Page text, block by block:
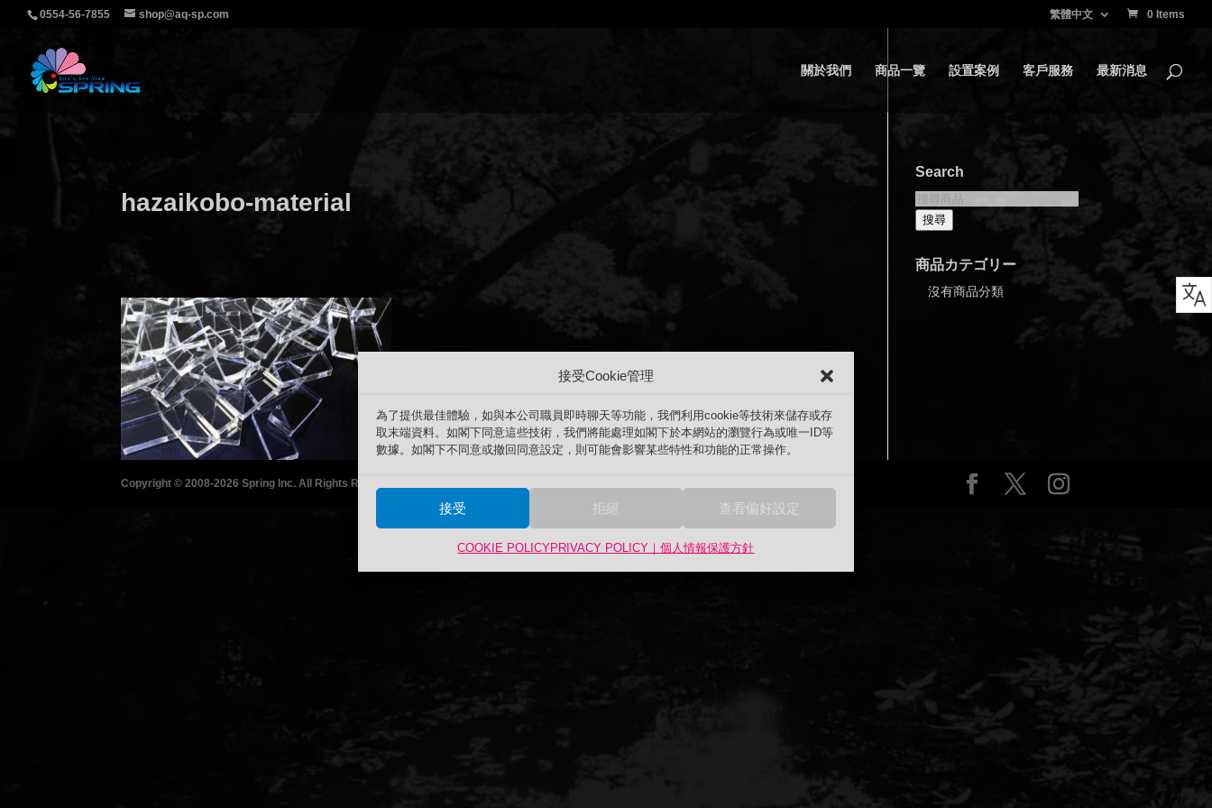
接受Cookie管理
為了提供最佳體驗，如與本公司職員即時聊天等功能，我們利用cookie等技術來儲存或存
取末端資料。如閣下同意這些技術，我們將能處理如閣下於本網站的瀏覽行為或唯一ID等
數據。如閣下不同意或撤回同意設定，則可能會影響某些特性和功能的正常操作。
接受 拒絕 查看偏好設定
COOKIE POLICYPRIVACY POLICY｜個人情報保護方針
0554-56-7855 shop@aq-sp.com 繁體中文 0 Items
關於我們 商品一覽 設置案例 客戶服務 最新消息
hazaikobo-material
Search
搜
尋
鍵
搜尋
商品カテゴリー
沒有商品分類
Copyright © 2008-2026 Spring Inc. All Rights Reserved